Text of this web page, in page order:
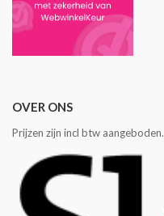
OVER ONS
Prijzen zijn incl btw aangeboden.